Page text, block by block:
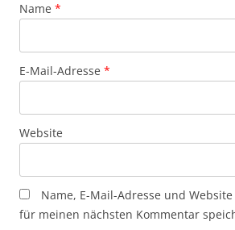
Name *
E-Mail-Adresse *
Website
Name, E-Mail-Adresse und
für meinen nächsten Kommentar